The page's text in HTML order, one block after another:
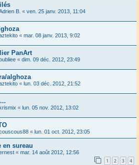
B. « ven. 25 janv. 2013, 11:04
« mar. 08 janv. 2013, 9:02
PanArt
« dim. 09 déc. 2012, 23:49
alghoza
« lun. 03 déc. 2012, 21:52
« lun. 05 nov. 2012, 13:02
« lun. 01 oct. 2012, 23:05
en sureau
« mar. 14 août 2012, 12:56
1 2 3 4